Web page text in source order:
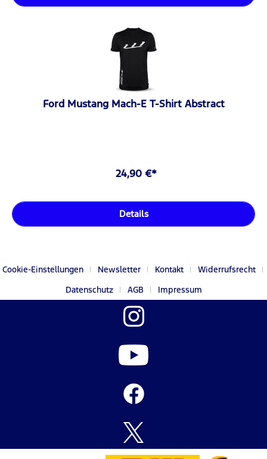
Ford Mustang Mach-E T-Shirt Abstract
24,90 €*
Details
Cookie-Einstellungen Newsletter Kontakt
Widerrufsrecht
Datenschutz
AGB Impressum